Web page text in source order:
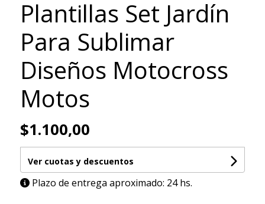
Plantillas Set Jardín
Para Sublimar
Diseños Motocross
Motos
$1.100,00
Ver cuotas y descuentos
Plazo de entrega aproximado: 24 hs.